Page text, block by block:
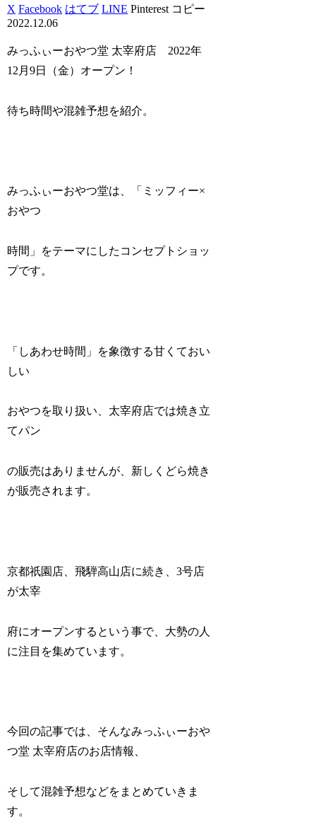
X Facebook はてブ LINE Pinterest コピー
2022.12.06
みっふぃーおやつ堂 太宰府店 2022年
12月9日（金）オープン！
待ち時間や混雑予想を紹介。
みっふぃーおやつ堂は、「ミッフィー×
おやつ
時間」をテーマにしたコンセプトショッ
プです。
「しあわせ時間」を象徴する甘くておい
しい
おやつを取り扱い、太宰府店では焼き立
てパン
の販売はありませんが、新しくどら焼き
が販売されます。
京都祇園店、飛騨高山店に続き、3号店
が太宰
府にオープンするという事で、大勢の人
に注目を集めています。
今回の記事では、そんなみっふぃーおや
つ堂 太宰府店のお店情報、
そして混雑予想などをまとめていきま
す。